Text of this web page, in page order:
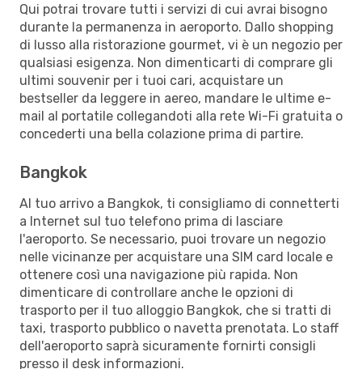
Qui potrai trovare tutti i servizi di cui avrai bisogno
durante la permanenza in aeroporto. Dallo shopping
di lusso alla ristorazione gourmet, vi è un negozio per
qualsiasi esigenza. Non dimenticarti di comprare gli
ultimi souvenir per i tuoi cari, acquistare un
bestseller da leggere in aereo, mandare le ultime e-
mail al portatile collegandoti alla rete Wi-Fi gratuita o
concederti una bella colazione prima di partire.
Bangkok
Al tuo arrivo a Bangkok, ti consigliamo di connetterti
a Internet sul tuo telefono prima di lasciare
l'aeroporto. Se necessario, puoi trovare un negozio
nelle vicinanze per acquistare una SIM card locale e
ottenere così una navigazione più rapida. Non
dimenticare di controllare anche le opzioni di
trasporto per il tuo alloggio Bangkok, che si tratti di
taxi, trasporto pubblico o navetta prenotata. Lo staff
dell'aeroporto saprà sicuramente fornirti consigli
presso il desk informazioni.